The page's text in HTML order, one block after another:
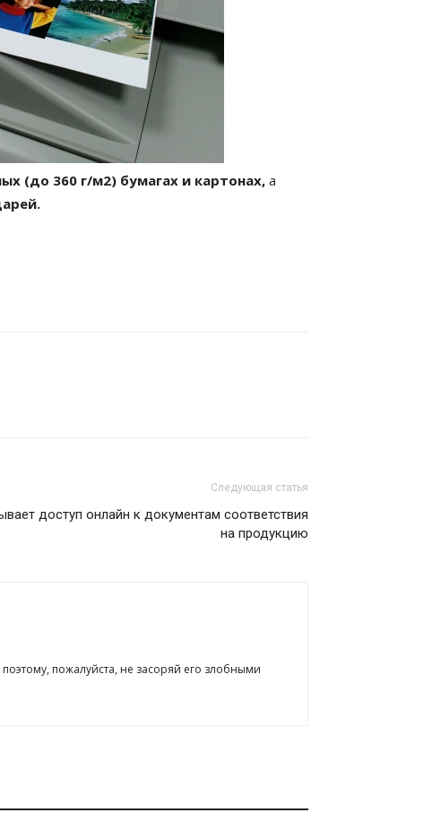
(до 360 г/м2) бумагах и картонах, а
Следующая статья
доступ онлайн к документам соответствия
на продукцию
пожалуйста, не засоряй его злобными